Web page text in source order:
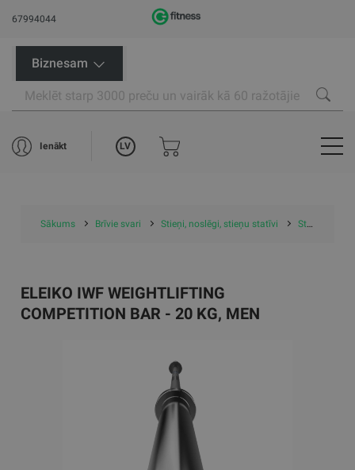
67994044
Biznesam
Ienākt LV
Sākums Brīvie svari Stieņi, noslēgi, stieņu statīvi Stieņi
ELEIKO IWF WEIGHTLIFTING
COMPETITION BAR - 20 KG, MEN